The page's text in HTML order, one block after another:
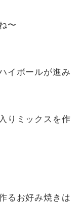
〜
イボールが進み
りミックスを作
るお好み焼きは